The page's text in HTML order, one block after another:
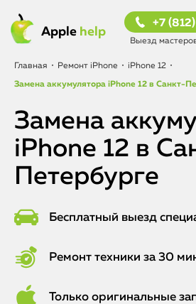
Apple help
+7
Выезд
Главная • Ремонт iPhone • iPhone 12 •
Замена аккумулятора iPhone 12 в Санкт-
Замена
iPhone 12 в
Петербурге
Бесплатный выезд
Ремонт техники за 30
Только оригинальные